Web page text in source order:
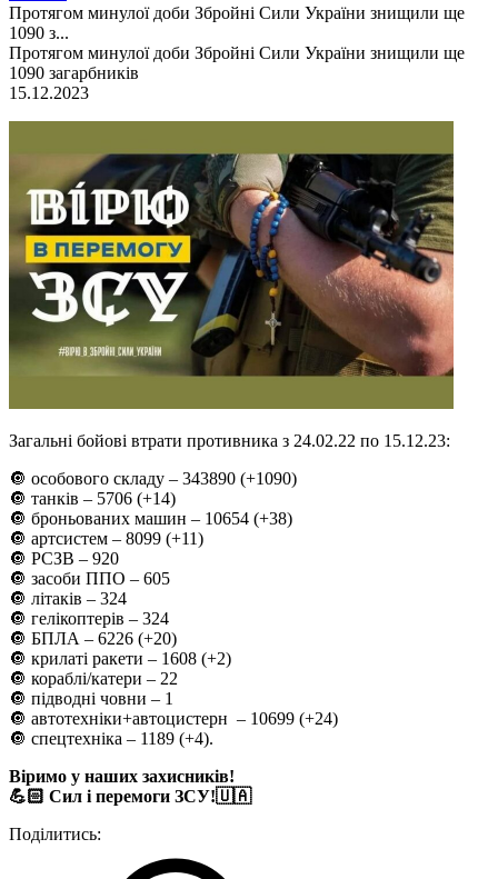
Протягом минулої доби Збройні Сили України знищили ще
1090 з...
Протягом минулої доби Збройні Сили України знищили ще
1090 загарбників
15.12.2023
Загальні бойові втрати противника з 24.02.22 по 15.12.23:
🔘 особового складу ‒ 343890 (+1090)
🔘 танків ‒ 5706 (+14)
🔘 броньованих машин ‒ 10654 (+38)
🔘 артсистем – 8099 (+11)
🔘 РСЗВ – 920
🔘 засоби ППО ‒ 605
🔘 літаків – 324
🔘 гелікоптерів – 324
🔘 БПЛА – 6226 (+20)
🔘 крилаті ракети ‒ 1608 (+2)
🔘 кораблі/катери ‒ 22
🔘 підводні човни – 1
🔘 автотехніки+автоцистерн – 10699 (+24)
🔘 спецтехніка ‒ 1189 (+4).
Віримо у наших захисників!
💪🏻 Сил і перемоги ЗСУ!🇺🇦
Поділитись: